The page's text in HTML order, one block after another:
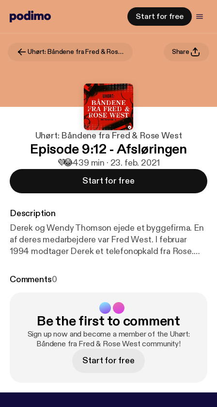
Start for free
Uhørt: Båndene fra Fred & Rose West Share
Uhørt: Båndene fra Fred & Rose West
Episode 9:12 - Afsløringen
💜😂439 min · 23. feb. 2021
Start for free
Description
Derek og Wendy Thomson ejede et byggefirma. En
af deres medarbejdere var Fred West. I februar
1994 modtager Derek et telefonopkald fra Rose.
Politiet er ankommet til deres hjem med en
Comments0
Be the first to comment
Sign up now and become a member of the Uhørt:
Båndene fra Fred & Rose West community!
Start for free